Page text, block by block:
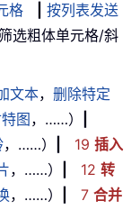
格
按列表发送
筛选粗体单元格/斜
文本， 删除特定
图，……）
，……） 19 插入
，……） 12 转
，……） 7 合并